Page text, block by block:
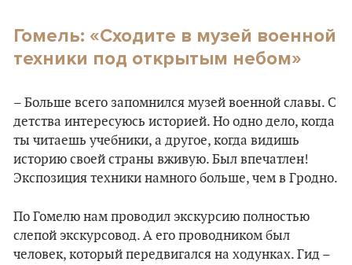
Гомель: «Сходите в музей военной
техники под открытым небом»
– Больше всего запомнился музей военной славы. С
детства интересуюсь историей. Но одно дело, когда
ты читаешь учебники, а другое, когда видишь
историю своей страны вживую. Был впечатлен!
Экспозиция техники намного больше, чем в Гродно.
По Гомелю нам проводил экскурсию полностью
слепой экскурсовод. А его проводником был
человек, который передвигался на ходунках. Гид –